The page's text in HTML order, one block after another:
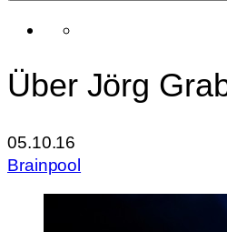
Über Jörg
05.10.16
Brainpool